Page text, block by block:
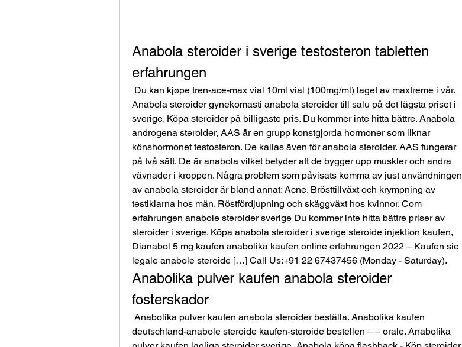
Anabola steroider i sverige testosteron tabletten
erfahrungen
Anabola steroider gynekomasti anabola steroider till salu på det lägsta priset i
sverige. Köpa steroider på billigaste pris. Du kommer inte hitta bättre. Anabola
androgena steroider, AAS är en grupp konstgjorda hormoner som liknar
könshormonet testosteron. De kallas även för anabola steroider. AAS fungerar
på två sätt. De är anabola vilket betyder att de bygger upp muskler och andra
vävnader i kroppen. Några problem som påvisats komma av just användningen
av anabola steroider är bland annat: Acne. Brösttillväxt och krympning av
testiklarna hos män. Röstfördjupning och skäggväxt hos kvinnor. Com
erfahrungen anabole steroider sverige Du kommer inte hitta bättre priser av
steroider i sverige. Köpa anabola steroider i sverige steroide injektion kaufen,
Dianabol 5 mg kaufen anabolika kaufen online erfahrungen 2022 – Kaufen sie
legale anabole steroide […] Call Us:+91 22 67437456 (Monday - Saturday).
Anabolika pulver kaufen anabola steroider
fosterskador
deutschland-anabole steroide kaufen-steroide bestellen – – orale. Anabolika